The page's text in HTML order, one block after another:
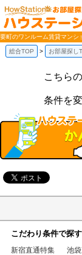
要町のワンルーム賃貸マンシ
総合TOP お部屋探し
こちら
条件を
こだわり条件で探す
新宿直通特集 池